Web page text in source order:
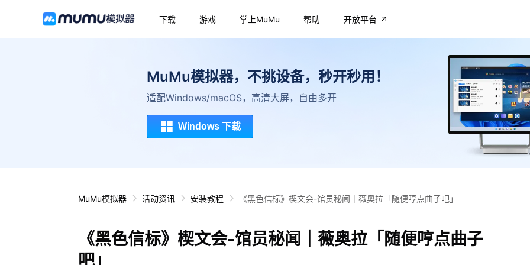
下载 游戏 掌上MuMu 帮助 开放平台
MuMu模拟器，不挑设备，秒开秒用！
适配Windows/macOS，高清大屏，自由多开
Windows 下载
MuMu模拟器 活动资讯 安装教程 《黑色信标》楔文会-馆员秘闻｜薇奥拉「随便哼点曲子吧」
《黑色信标》楔文会-馆员秘闻｜薇奥拉「随便哼点曲子
吧」